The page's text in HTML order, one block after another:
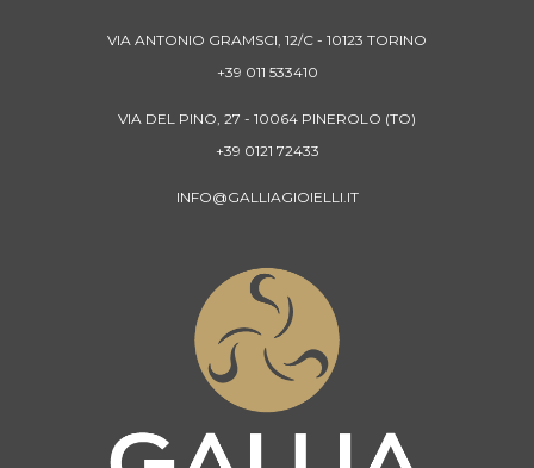
VIA ANTONIO GRAMSCI, 12/C - 10123 TORINO
+39 011 533410
VIA DEL PINO, 27 - 10064 PINEROLO (TO)
+39 0121 72433
INFO@GALLIAGIOIELLI.IT